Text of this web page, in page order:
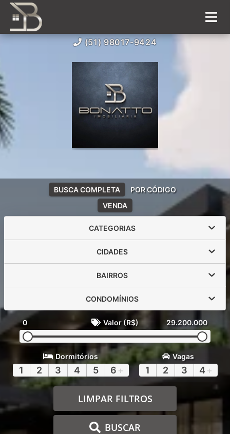
(51) 98017-9424
VENDA
BUSCA COMPLETA POR CÓDIGO
CATEGORIAS
CIDADES
BAIRROS
CONDOMÍNIOS
0 Valor (R$) 29.200.000
Dormitórios
1 2 3 4 5 6 +
Vagas
1 2 3 4 +
LIMPAR FILTROS
BUSCAR